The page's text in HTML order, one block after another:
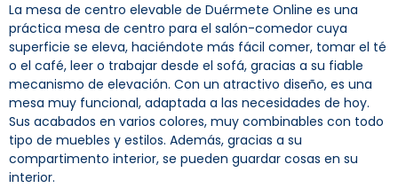
La mesa de centro elevable de Duérmete Online es una
práctica mesa de centro para el salón-comedor cuya
superficie se eleva, haciéndote más fácil comer, tomar el té
o el café, leer o trabajar desde el sofá, gracias a su fiable
mecanismo de elevación. Con un atractivo diseño, es una
mesa muy funcional, adaptada a las necesidades de hoy.
Sus acabados en varios colores, muy combinables con todo
tipo de muebles y estilos. Además, gracias a su
compartimento interior, se pueden guardar cosas en su
interior.